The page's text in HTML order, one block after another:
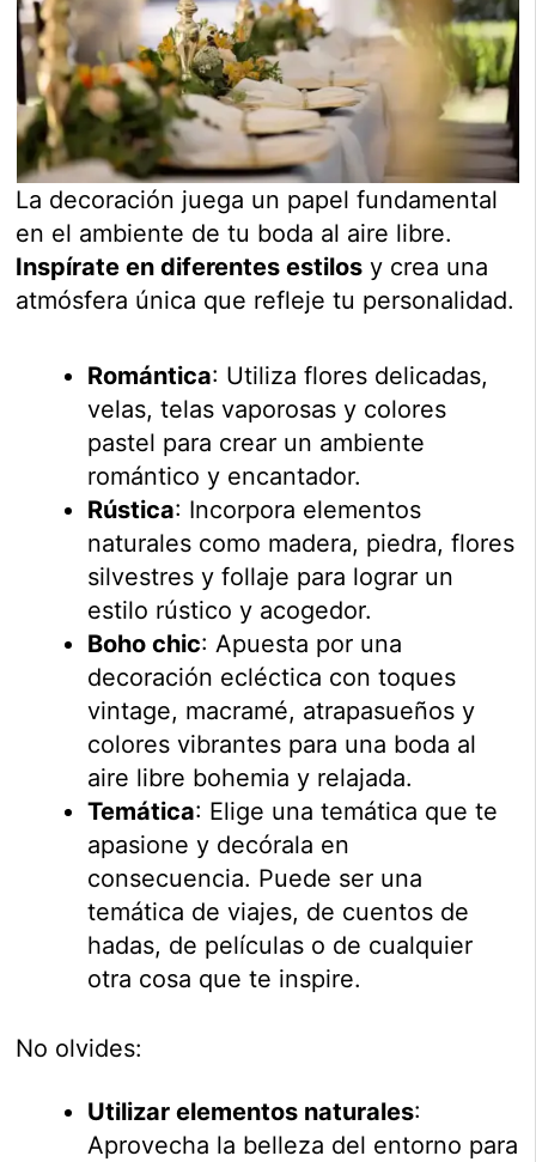
La decoración juega un papel fundamental
en el ambiente de tu boda al aire libre.
Inspírate en diferentes estilos y crea una
atmósfera única que refleje tu personalidad.
Romántica: Utiliza flores delicadas,
velas, telas vaporosas y colores
pastel para crear un ambiente
romántico y encantador.
Rústica: Incorpora elementos
naturales como madera, piedra, flores
silvestres y follaje para lograr un
estilo rústico y acogedor.
Boho chic: Apuesta por una
decoración ecléctica con toques
vintage, macramé, atrapasueños y
colores vibrantes para una boda al
aire libre bohemia y relajada.
Temática: Elige una temática que te
apasione y decórala en
consecuencia. Puede ser una
temática de viajes, de cuentos de
hadas, de películas o de cualquier
otra cosa que te inspire.
No olvides:
Utilizar elementos naturales:
Aprovecha la belleza del entorno para